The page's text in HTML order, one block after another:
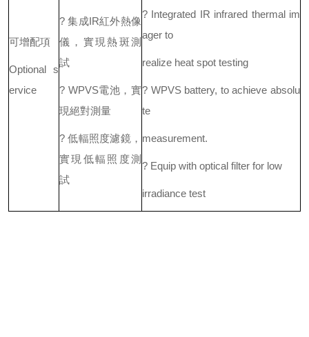
可增配項
Optional s
ervice
? 集成IR紅外熱像
儀，實現熱斑測
試
? WPVS電池，實
現絕對測量
? 低輻照度濾鏡，
實現低輻照度測
試
? Integrated IR infrared thermal im
ager to
realize heat spot testing
? WPVS battery, to achieve absolu
te
measurement.
? Equip with optical filter for low
irradiance test